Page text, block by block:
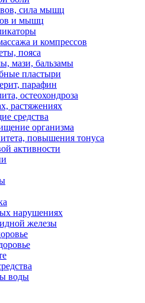
сила мышц
и мышц
и компрессов
пояса
мази, бальзамы
пластыри
парафин
остеохондроза
растяжениях
средства
организма
повышения тонуса
активности
нарушениях
железы
воды